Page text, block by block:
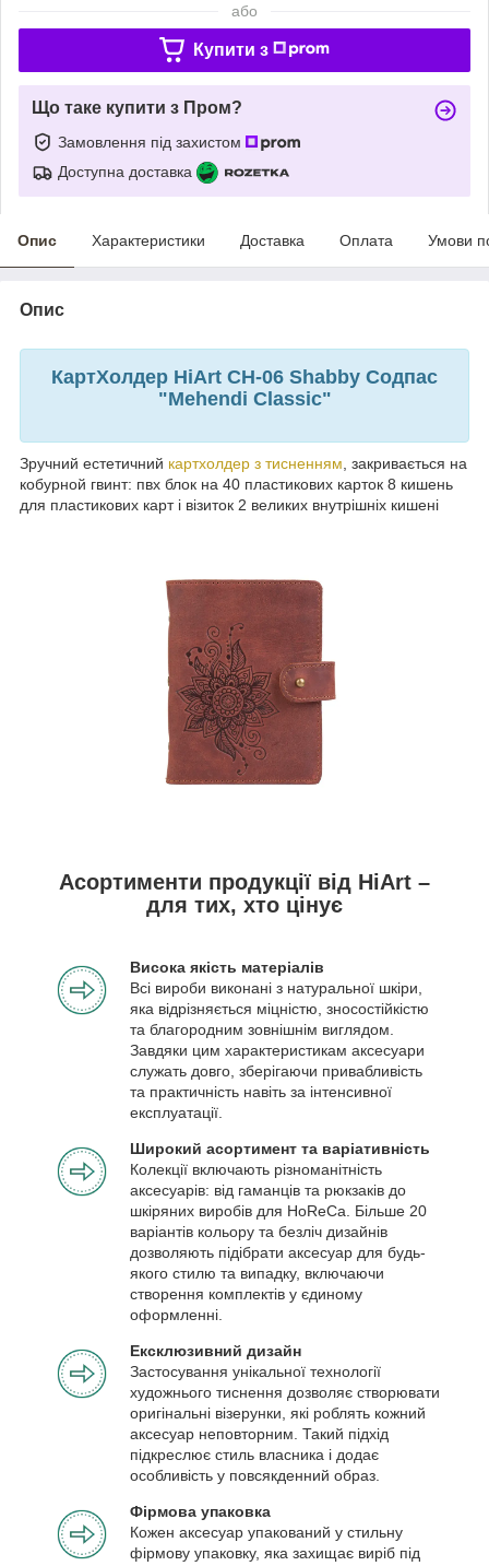
або
Купити з
Що таке купити з Пром?
Замовлення під захистом
Доступна доставка
Опис Характеристики Доставка Оплата Умови
Опис
КартХолдер HiArt CH-06 Shabby Содпас
"Mehendi Classic"
Зручний естетичний картхолдер з тисненням, закривається на
кобурной гвинт: пвх блок на 40 пластикових карток 8 кишень
для пластикових карт і візиток 2 великих внутрішніх кишені
Асортименти продукції від HiArt –
для тих, хто цінує
Висока якість матеріалів
Всі вироби виконані з натуральної шкіри,
яка відрізняється міцністю, зносостійкістю
та благородним зовнішнім виглядом.
Завдяки цим характеристикам аксесуари
служать довго, зберігаючи привабливість
та практичність навіть за інтенсивної
експлуатації.
Широкий асортимент та варіативність
Колекції включають різноманітність
аксесуарів: від гаманців та рюкзаків до
шкіряних виробів для HoReCa. Більше 20
варіантів кольору та безліч дизайнів
дозволяють підібрати аксесуар для будь-
якого стилю та випадку, включаючи
створення комплектів у єдиному
оформленні.
Ексклюзивний дизайн
Застосування унікальної технології
художнього тиснення дозволяє створювати
оригінальні візерунки, які роблять кожний
аксесуар неповторним. Такий підхід
підкреслює стиль власника і додає
особливість у повсякденний образ.
Фірмова упаковка
Кожен аксесуар упакований у стильну
фірмову упаковку, яка захищає виріб під